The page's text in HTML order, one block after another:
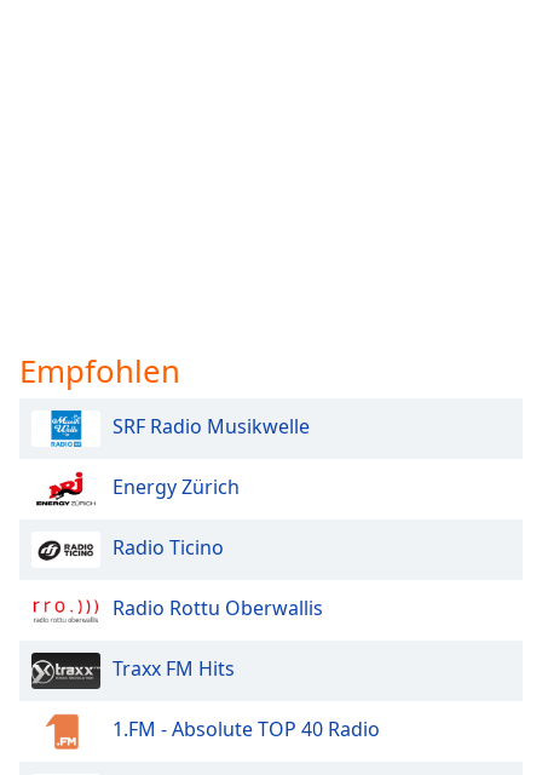
Empfohlen
SRF Radio Musikwelle
Energy Zürich
Radio Ticino
Radio Rottu Oberwallis
Traxx FM Hits
1.FM - Absolute TOP 40 Radio